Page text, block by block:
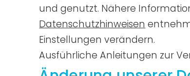
und genutzt. Nähere
Datenschutzhinweisen
Einstellungen verändern.
Ausführliche Anleitungen zur